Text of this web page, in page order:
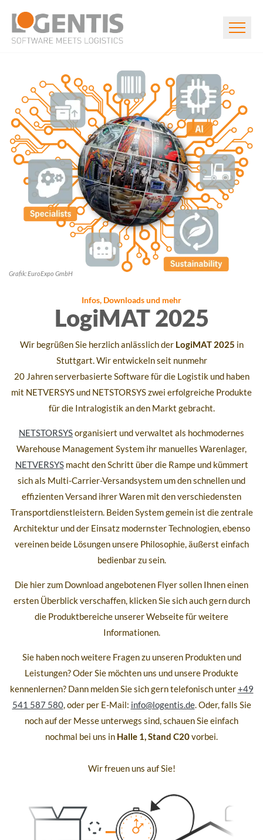
Grafik: EuroExpo GmbH
Infos, Downloads und mehr
LogiMAT 2025
Wir begrüßen Sie herzlich anlässlich der LogiMAT 2025 in
Stuttgart. Wir entwickeln seit nunmehr
20Jahren serverbasierte Software für die Logistik und haben
mit NETVERSYS und NETSTORSYS zwei erfolgreiche Produkte
für die Intralogistik an den Markt gebracht.
NETSTORSYSorganisiert und verwaltet als hochmodernes
Warehouse Management System ihr manuelles Warenlager,
NETVERSYSmacht den Schritt über die Rampe und kümmert
sich als Multi-Carrier-Versandsystem um den schnellen und
effizienten Versand ihrer Waren mit den verschiedensten
Transportdienstleistern. Beiden System gemein ist die zentrale
Architektur und der Einsatz modernster Technologien, ebenso
vereinen beide Lösungen unsere Philosophie, äußerst einfach
bedienbar zu sein.
Die hier zum Download angebotenen Flyer sollen Ihnen einen
ersten Überblick verschaffen, klicken Sie sich auch gern durch
die Produktbereiche unserer Webseite für weitere
Informationen.
Sie haben noch weitere Fragen zu unseren Produkten und
Leistungen? Oder Sie möchten uns und unsere Produkte
kennenlernen? Dann melden Sie sich gern telefonisch unter+49
541 587 580, oder per E-Mail: info@logentis.de. Oder, falls Sie
noch auf der Messe unterwegs sind, schauen Sie einfach
nochmal bei uns in Halle 1, Stand C20vorbei.
Wir freuen uns auf Sie!